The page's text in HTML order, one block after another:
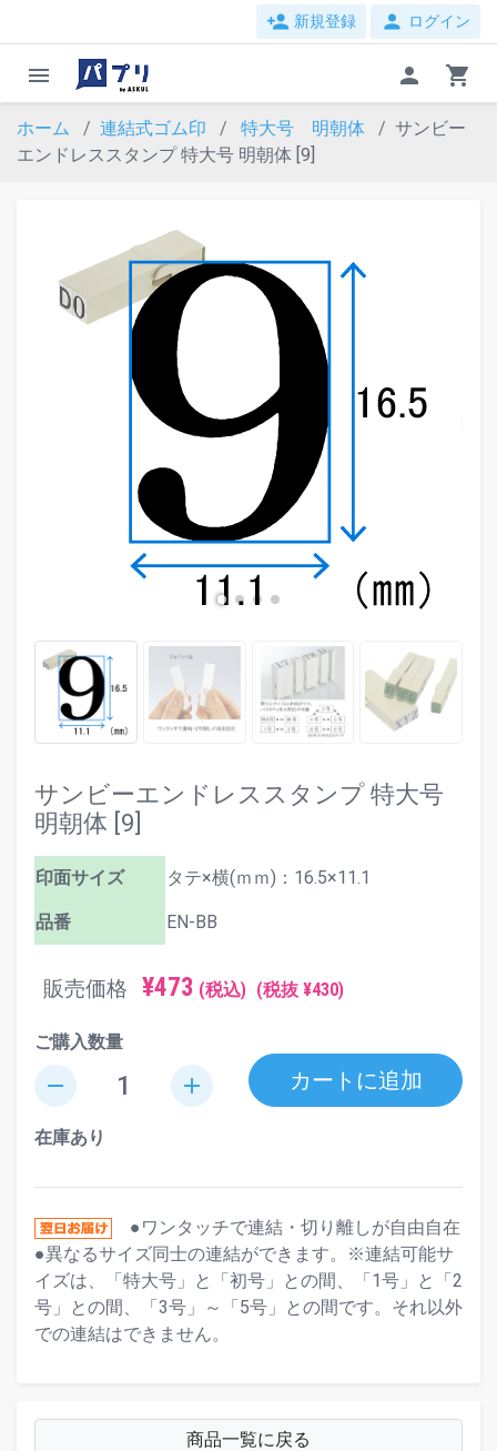
person_add 新規登録 person ログイン
menu person shopping_cart
ホーム 連結式ゴム印 特大号 明朝体
サンビー
エンドレススタンプ 特大号 明朝体 [9]
サンビーエンドレススタンプ 特大号
明朝体 [9]
印面サイズ タテ×横(ｍｍ)：16.5×11.1
品番 EN-BB
販売価格 ¥473 (税込) (税抜 ¥430)
ご購入数量
remove add カートに追加
在庫あり
●ワンタッチで連結・切り離しが自由自在
●異なるサイズ同士の連結ができます。※連結可能サ
イズは、「特大号」と「初号」との間、「1号」と「2
号」との間、「3号」～「5号」との間です。それ以外
での連結はできません。
商品一覧に戻る